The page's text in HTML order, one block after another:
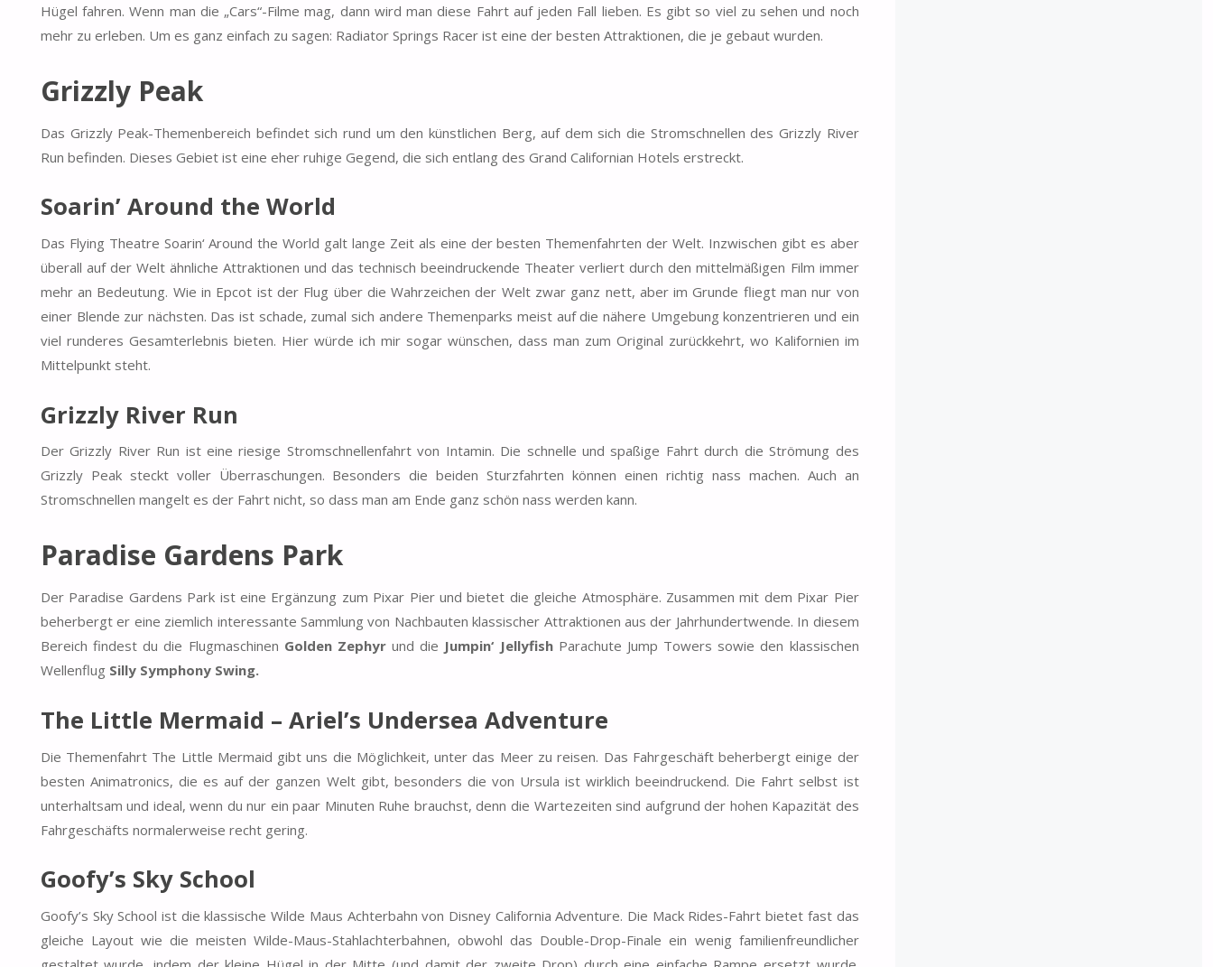
Hügel fahren. Wenn man die „Cars“-Filme mag, dann wird man diese Fahrt auf jeden Fall lieben. Es gibt so viel zu sehen und noch
mehr zu erleben. Um es ganz einfach zu sagen: Radiator Springs Racer ist eine der besten Attraktionen, die je gebaut wurden.
Grizzly Peak
Das Grizzly Peak-Themenbereich befindet sich rund um den künstlichen Berg, auf dem sich die Stromschnellen des Grizzly River
Run befinden. Dieses Gebiet ist eine eher ruhige Gegend, die sich entlang des Grand Californian Hotels erstreckt.
Soarin’ Around the World
Das Flying Theatre Soarin‘ Around the World galt lange Zeit als eine der besten Themenfahrten der Welt. Inzwischen gibt es aber
überall auf der Welt ähnliche Attraktionen und das technisch beeindruckende Theater verliert durch den mittelmäßigen Film immer
mehr an Bedeutung. Wie in Epcot ist der Flug über die Wahrzeichen der Welt zwar ganz nett, aber im Grunde fliegt man nur von
einer Blende zur nächsten. Das ist schade, zumal sich andere Themenparks meist auf die nähere Umgebung konzentrieren und ein
viel runderes Gesamterlebnis bieten. Hier würde ich mir sogar wünschen, dass man zum Original zurückkehrt, wo Kalifornien im
Mittelpunkt steht.
Grizzly River Run
Der Grizzly River Run ist eine riesige Stromschnellenfahrt von Intamin. Die schnelle und spaßige Fahrt durch die Strömung des
Grizzly Peak steckt voller Überraschungen. Besonders die beiden Sturzfahrten können einen richtig nass machen. Auch an
Stromschnellen mangelt es der Fahrt nicht, so dass man am Ende ganz schön nass werden kann.
Paradise Gardens Park
Der Paradise Gardens Park ist eine Ergänzung zum Pixar Pier und bietet die gleiche Atmosphäre. Zusammen mit dem Pixar Pier
beherbergt er eine ziemlich interessante Sammlung von Nachbauten klassischer Attraktionen aus der Jahrhundertwende. In diesem
Bereich findest du die Flugmaschinen Golden Zephyrund die Jumpin‘ JellyfishParachute Jump Towers sowie den klassischen
Wellenflug Silly Symphony Swing.
The Little Mermaid – Ariel’s Undersea Adventure
Die Themenfahrt The Little Mermaid gibt uns die Möglichkeit, unter das Meer zu reisen. Das Fahrgeschäft beherbergt einige der
besten Animatronics, die es auf der ganzen Welt gibt, besonders die von Ursula ist wirklich beeindruckend. Die Fahrt selbst ist
unterhaltsam und ideal, wenn du nur ein paar Minuten Ruhe brauchst, denn die Wartezeiten sind aufgrund der hohen Kapazität des
Fahrgeschäfts normalerweise recht gering.
Goofy’s Sky School
Goofy’s Sky School ist die klassische Wilde Maus Achterbahn von Disney California Adventure. Die Mack Rides-Fahrt bietet fast das
gleiche Layout wie die meisten Wilde-Maus-Stahlachterbahnen, obwohl das Double-Drop-Finale ein wenig familienfreundlicher